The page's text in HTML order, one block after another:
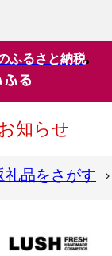
ふるさと納税
知らせ
礼品をさがす